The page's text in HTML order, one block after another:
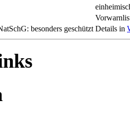
besonders geschützt Details in